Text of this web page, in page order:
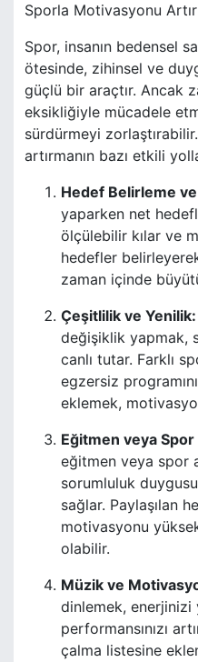
Sporla Motivasyonu
Spor, insanın bedensel
ötesinde, zihinsel ve
güçlü bir araçtır. Ancak
eksikliğiyle mücadele
sürdürmeyi
artırmanın bazı etkili
Hedef Belirleme
yaparken net
ölçülebilir kılar ve
hedefler
zaman içinde
Çeşitlilik ve Yenilik:
değişiklik yapmak,
canlı tutar. Farklı
egzersiz
eklemek,
Eğitmen veya Spor
eğitmen veya spor
sorumluluk
sağlar. Paylaşılan
motivasyonu
olabilir.
Müzik ve
dinlemek, enerjinizi
performansınızı
çalma listesine